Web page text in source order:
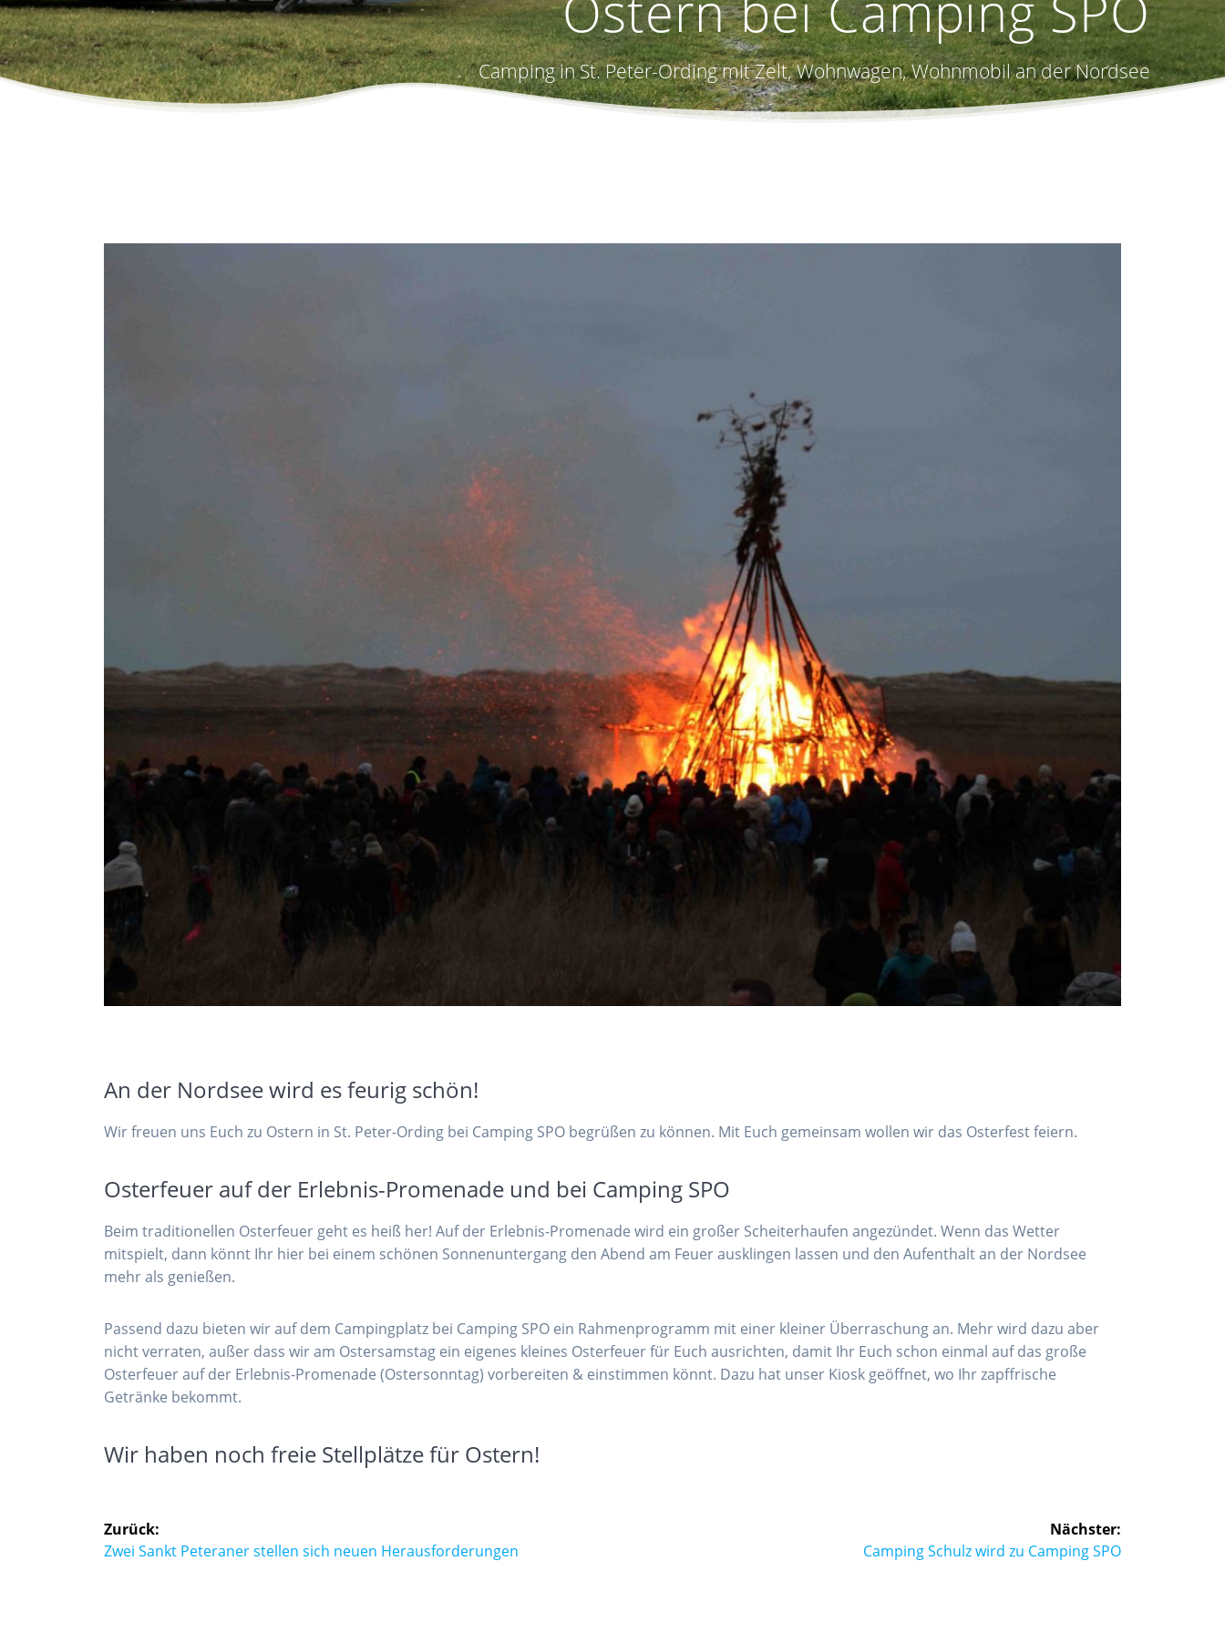
Camping in St. Peter-Ording mit Zelt, Wohnwagen, Wohnmobil an der Nordsee
An der Nordsee wird es feurig schön!
Wir freuen uns Euch zu Ostern in St. Peter-Ording bei Camping SPO begrüßen zu können. Mit Euch gemeinsam wollen wir das Osterfest feiern.
Osterfeuer auf der Erlebnis-Promenade und bei Camping SPO
Beim traditionellen Osterfeuer geht es heiß her! Auf der Erlebnis-Promenade wird ein großer Scheiterhaufen angezündet. Wenn das Wetter
mitspielt, dann könnt Ihr hier bei einem schönen Sonnenuntergang den Abend am Feuer ausklingen lassen und den Aufenthalt an der Nordsee
mehr als genießen.
Passend dazu bieten wir auf dem Campingplatz bei Camping SPO ein Rahmenprogramm mit einer kleiner Überraschung an. Mehr wird dazu aber
nicht verraten, außer dass wir am Ostersamstag ein eigenes kleines Osterfeuer für Euch ausrichten, damit Ihr Euch schon einmal auf das große
Osterfeuer auf der Erlebnis-Promenade (Ostersonntag) vorbereiten & einstimmen könnt. Dazu hat unser Kiosk geöffnet, wo Ihr zapffrische
Getränke bekommt.
Wir haben noch freie Stellplätze für Ostern!
Beitragsnavigation
Zurück:
Vorheriger
Zwei Sankt Peteraner stellen sich neuen Herausforderungen
Nächster:
Nächster
Camping Schulz wird zu Camping SPO